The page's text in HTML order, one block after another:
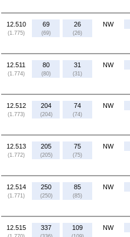
12.510
(1.775)
69
(69)
26
(26)
NW
12.511
(1.774)
80
(80)
31
(31)
NW
12.512
(1.773)
204
(204)
74
(74)
NW
12.513
(1.772)
205
(205)
75
(75)
NW
12.514
(1.771)
250
(250)
85
(85)
NW
12.515 337 109 NW